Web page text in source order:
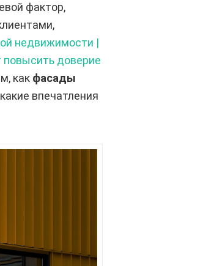
фактор,
недвижимости |
доверие
как фасады
впечатления